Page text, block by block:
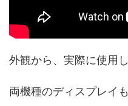
外観から、実際に使用
両機種のディスプレイ